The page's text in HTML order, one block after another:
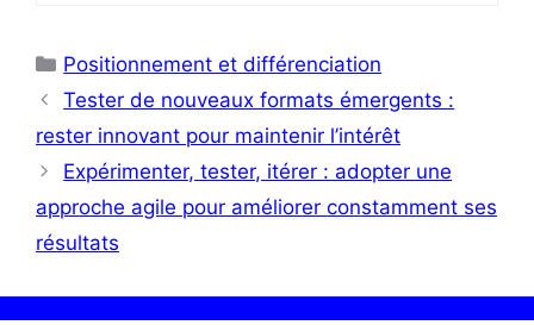
Catégories
Positionnement et différenciation
Tester de nouveaux formats émergents :
rester innovant pour maintenir l’intérêt
Expérimenter, tester, itérer : adopter une
approche agile pour améliorer constamment ses
résultats